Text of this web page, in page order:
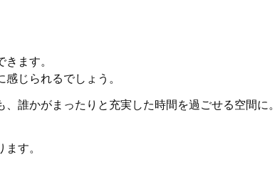
ます。
じられるでしょう。
誰かがまったりと充実した時間を過ごせる空間に。
す。